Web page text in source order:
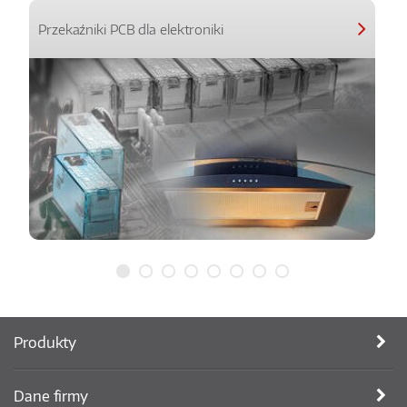
Przekaźniki PCB dla elektroniki
Produkty
Dane firmy